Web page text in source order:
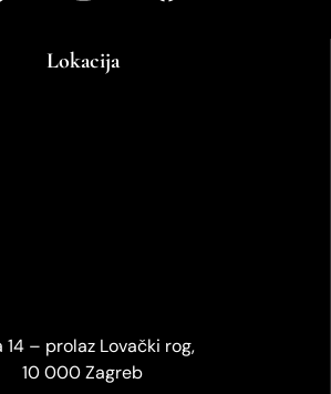
Lokacija
14 – prolaz Lovački rog,
10 000 Zagreb